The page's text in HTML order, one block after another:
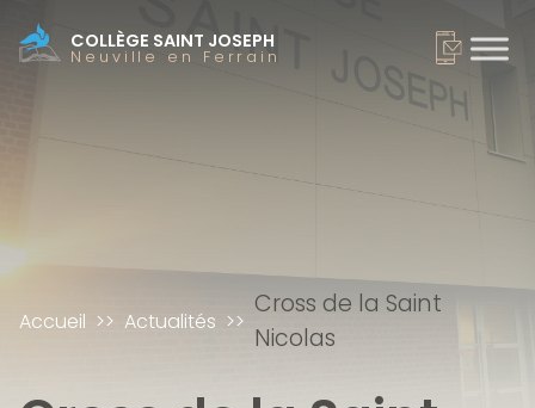
COLLÈGE SAINT JOSEPH
Neuville en Ferrain
Accueil Actualités
Cross de la Saint
Nicolas